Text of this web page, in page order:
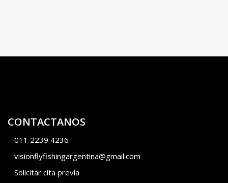
CONTACTANOS
011 2239 4236
visionflyfishingargentina@gmail.com
Solicitar cita previa